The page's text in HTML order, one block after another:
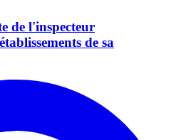
de l'inspecteur
de sa